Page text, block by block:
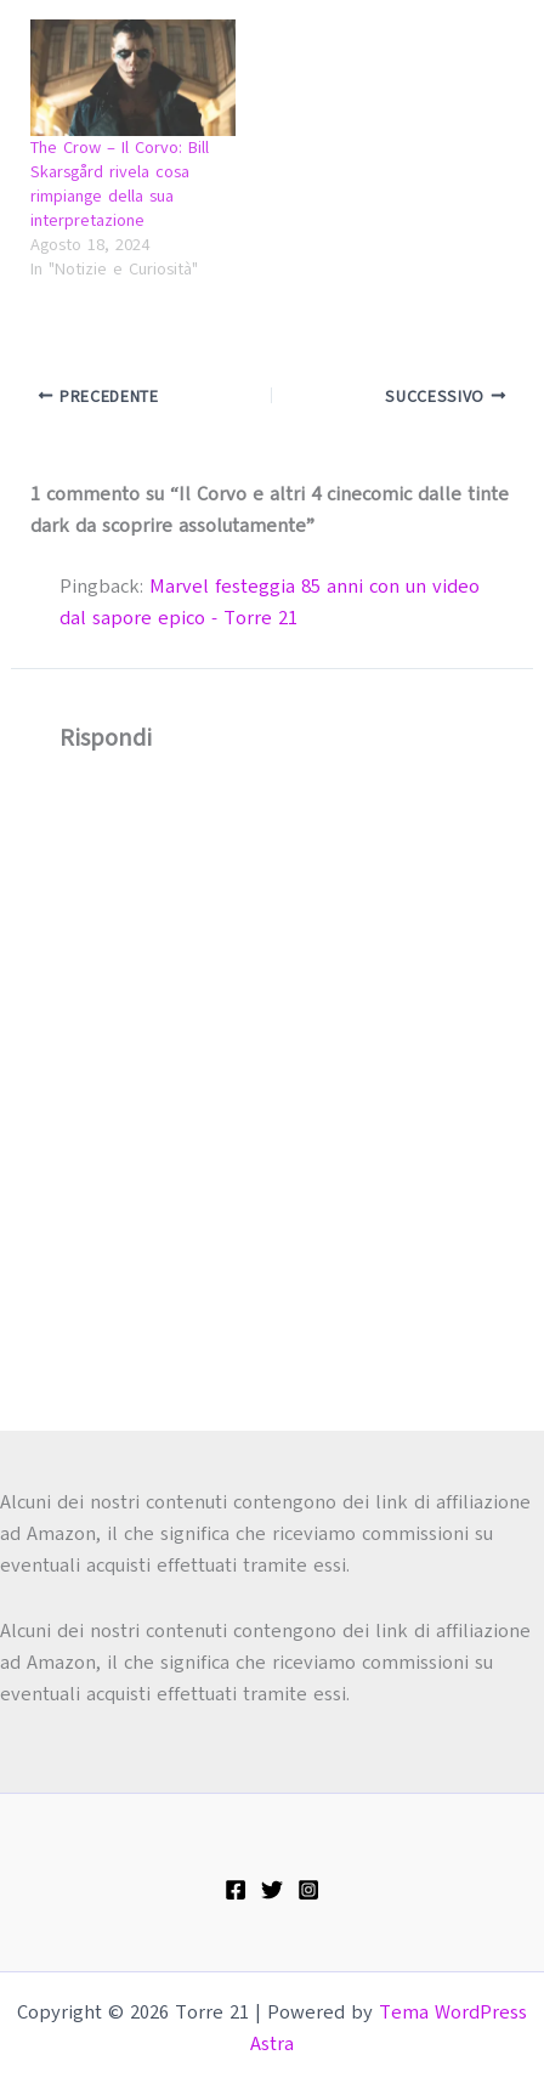
The Crow – Il Corvo: Bill
Skarsgård rivela cosa
rimpiange della sua
interpretazione
Agosto 18, 2024
In "Notizie e Curiosità"
PRECEDENTE SUCCESSIVO
1 commento su “Il Corvo e altri 4 cinecomic dalle tinte
dark da scoprire assolutamente”
Pingback: Marvel festeggia 85 anni con un video
dal sapore epico - Torre 21
Rispondi
Alcuni dei nostri contenuti contengono dei link di affiliazione
ad Amazon, il che significa che riceviamo commissioni su
eventuali acquisti effettuati tramite essi.
Alcuni dei nostri contenuti contengono dei link di affiliazione
ad Amazon, il che significa che riceviamo commissioni su
eventuali acquisti effettuati tramite essi.
Copyright © 2026 Torre 21 | Powered by Tema WordPress
Astra